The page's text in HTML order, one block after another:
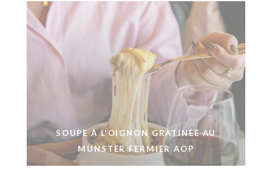
SOUPE À L’OIGNON GRATINÉE AU
MUNSTER FERMIER AOP